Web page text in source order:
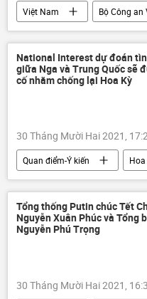
Việt Nam
Bộ Công an
Nguyễn Đức Chung
Nhật Cường Mobile
Các vụ án của ông Nguyễn Đức
National Interest dự đoán
giữa Nga và Trung Quốc sẽ
cố nhằm chống lại Hoa Kỳ
30 Tháng Mười Hai 2021,
Quan điểm-Ý kiến
Trung Quốc
chuyên
Tổng thống Putin chúc Tết
Nguyễn Xuân Phúc và Tổng
Nguyễn Phú Trọng
30 Tháng Mười Hai 2021,